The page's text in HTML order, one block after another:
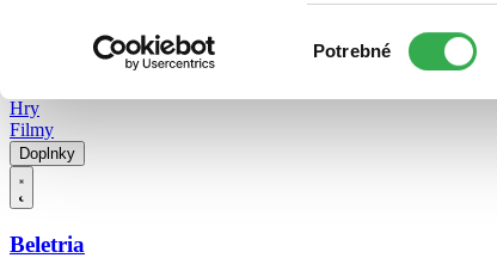
súhlasu
Potrebné
Hry
Filmy
Doplnky
Beletria